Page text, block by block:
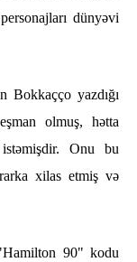
dünyəvi
yazdığı
olmuş, hətta
istəmişdir. Onu bu
xilas etmiş və
90" kodu